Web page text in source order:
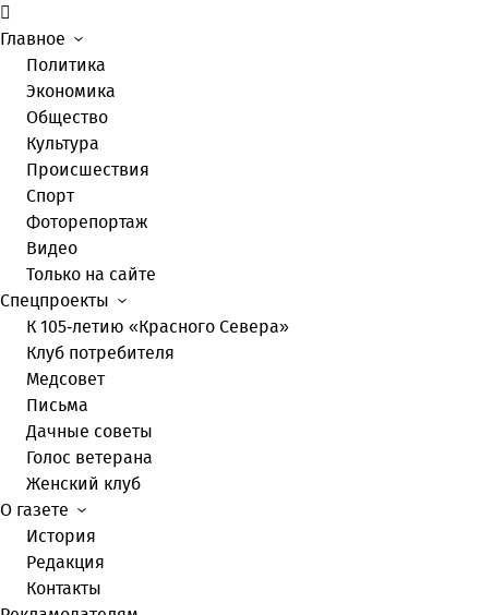
Главное
Политика
Экономика
Общество
Культура
Происшествия
Спорт
Фоторепортаж
Видео
Только на сайте
Спецпроекты
К 105-летию «Красного Севера»
Клуб потребителя
Медсовет
Письма
Дачные советы
Голос ветерана
Женский клуб
О газете
История
Редакция
Контакты